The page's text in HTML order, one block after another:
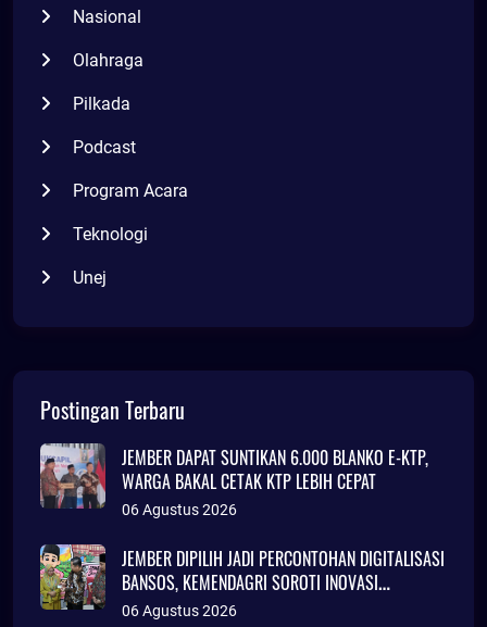
Nasional
Olahraga
Pilkada
Podcast
Program Acara
Teknologi
Unej
Postingan Terbaru
JEMBER DAPAT SUNTIKAN 6.000 BLANKO E-KTP,
WARGA BAKAL CETAK KTP LEBIH CEPAT
06 Agustus 2026
JEMBER DIPILIH JADI PERCONTOHAN DIGITALISASI
BANSOS, KEMENDAGRI SOROTI INOVASI
ADMINDUK
06 Agustus 2026